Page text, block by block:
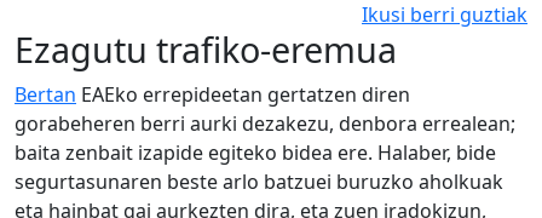
Ikusi berri guztiak
Ezagutu trafiko-eremua
Bertan EAEko errepideetan gertatzen diren
gorabeheren berri aurki dezakezu, denbora errealean;
baita zenbait izapide egiteko bidea ere. Halaber, bide
segurtasunaren beste arlo batzuei buruzko aholkuak
eta hainbat gai aurkezten dira, eta zuen iradokizun,